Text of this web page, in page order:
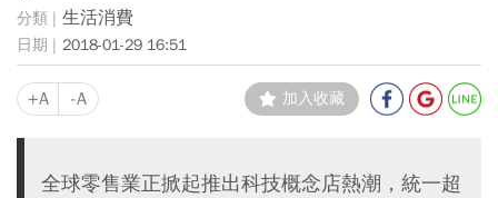
生活消費
2018-01-29 16:51
+A -A 加入收藏
全球零售業正掀起推出科技概念店熱潮，統一超